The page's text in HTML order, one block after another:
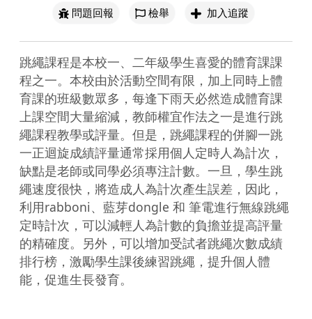
問題回報
檢舉 加入追蹤
跳繩課程是本校一、二年級學生喜愛的體育課課
程之一。本校由於活動空間有限，加上同時上體
育課的班級數眾多，每逢下雨天必然造成體育課
上課空間大量縮減，教師權宜作法之一是進行跳
繩課程教學或評量。但是，跳繩課程的併腳一跳
一正迴旋成績評量通常採用個人定時人為計次，
缺點是老師或同學必須專注計數。一旦，學生跳
繩速度很快，將造成人為計次產生誤差，因此，
利用rabboni、藍芽dongle 和 筆電進行無線跳繩
定時計次，可以減輕人為計數的負擔並提高評量
的精確度。另外，可以增加受試者跳繩次數成績
排行榜，激勵學生課後練習跳繩，提升個人體
能，促進生長發育。